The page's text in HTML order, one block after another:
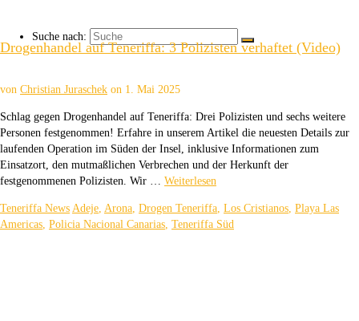
Suche nach:
Drogenhandel auf Teneriffa: 3 Polizisten verhaftet (Video)
von Christian Juraschek on 1. Mai 2025
Schlag gegen Drogenhandel auf Teneriffa: Drei Polizisten und sechs weitere
Personen festgenommen! Erfahre in unserem Artikel die neuesten Details zur
laufenden Operation im Süden der Insel, inklusive Informationen zum
Einsatzort, den mutmaßlichen Verbrechen und der Herkunft der
festgenommenen Polizisten. Wir … Weiterlesen
Teneriffa News Adeje, Arona, Drogen Teneriffa, Los Cristianos, Playa Las
Americas, Policia Nacional Canarias, Teneriffa Süd